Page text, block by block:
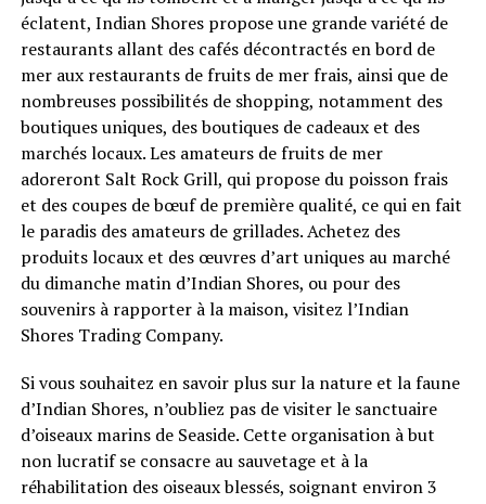
éclatent, Indian Shores propose une grande variété de
restaurants allant des cafés décontractés en bord de
mer aux restaurants de fruits de mer frais, ainsi que de
nombreuses possibilités de shopping, notamment des
boutiques uniques, des boutiques de cadeaux et des
marchés locaux. Les amateurs de fruits de mer
adoreront Salt Rock Grill, qui propose du poisson frais
et des coupes de bœuf de première qualité, ce qui en fait
le paradis des amateurs de grillades. Achetez des
produits locaux et des œuvres d’art uniques au marché
du dimanche matin d’Indian Shores, ou pour des
souvenirs à rapporter à la maison, visitez l’Indian
Shores Trading Company.
Si vous souhaitez en savoir plus sur la nature et la faune
d’Indian Shores, n’oubliez pas de visiter le sanctuaire
d’oiseaux marins de Seaside. Cette organisation à but
non lucratif se consacre au sauvetage et à la
réhabilitation des oiseaux blessés, soignant environ 3